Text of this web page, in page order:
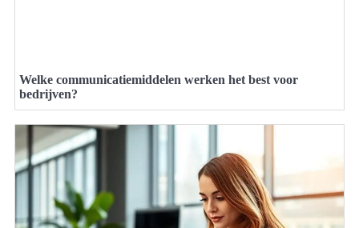
Welke communicatiemiddelen werken het best voor
bedrijven?